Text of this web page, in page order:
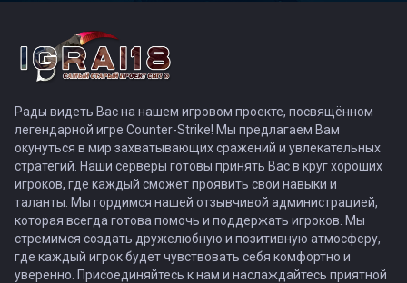
Рады видеть Вас на нашем игровом проекте, посвящённом
легендарной игре Counter-Strike! Мы предлагаем Вам
окунуться в мир захватывающих сражений и увлекательных
стратегий. Наши серверы готовы принять Вас в круг хороших
игроков, где каждый сможет проявить свои навыки и
таланты. Мы гордимся нашей отзывчивой администрацией,
которая всегда готова помочь и поддержать игроков. Мы
стремимся создать дружелюбную и позитивную атмосферу,
где каждый игрок будет чувствовать себя комфортно и
уверенно. Присоединяйтесь к нам и наслаждайтесь приятной